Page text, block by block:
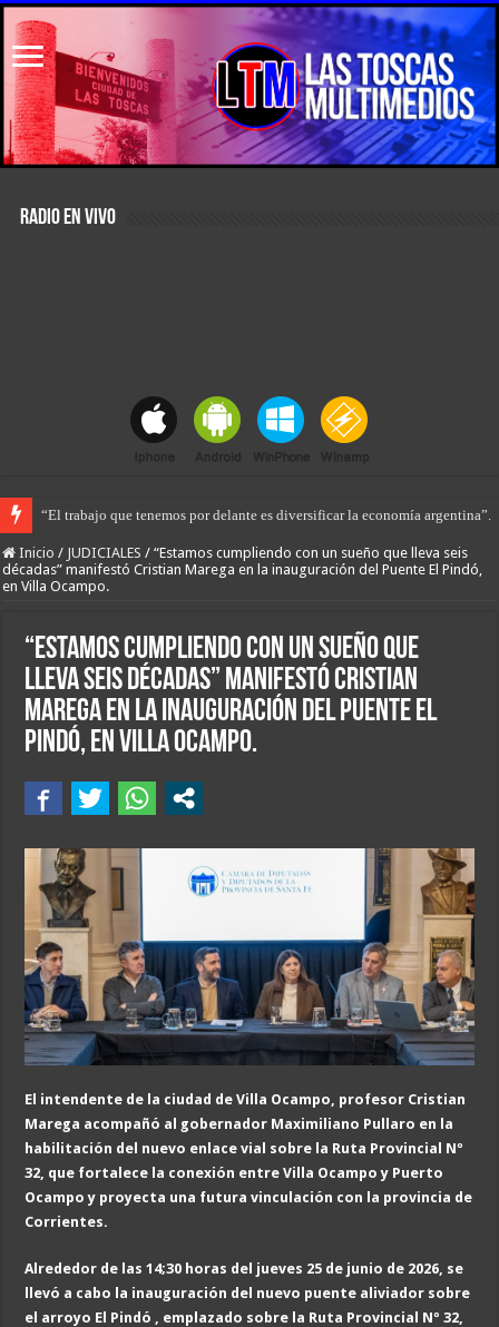
RADIO EN VIVO
“El trabajo que tenemos por delante es diversificar la economía argentina”.
Libertad con restricciones para Gerardo Sequeira que apuñaló a Maca
Inicio / JUDICIALES / “Estamos cumpliendo con un sueño que lleva seis
décadas” manifestó Cristian Marega en la inauguración del Puente El Pindó,
en Villa Ocampo.
“Estamos cumpliendo con un sueño que
lleva seis décadas” manifestó Cristian
Marega en la inauguración del Puente El
Pindó, en Villa Ocampo.
El intendente de la ciudad de Villa Ocampo, profesor Cristian
Marega acompañó al gobernador Maximiliano Pullaro en la
habilitación del nuevo enlace vial sobre la Ruta Provincial Nº
32, que fortalece la conexión entre Villa Ocampo y Puerto
Ocampo y proyecta una futura vinculación con la provincia de
Corrientes.
Alrededor de las 14;30 horas del jueves 25 de junio de 2026 , se
llevó a cabo la inauguración del nuevo puente aliviador sobre
el arroyo El Pindó , emplazado sobre la Ruta Provincial Nº 32,